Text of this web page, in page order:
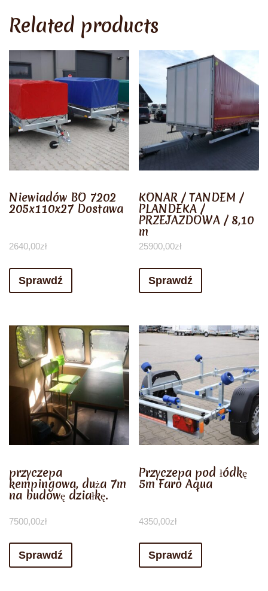
Related products
Niewiadów BO 7202
205x110x27 Dostawa
2640,00zł
Sprawdź
KONAR / TANDEM /
PLANDEKA /
PRZEJAZDOWA / 8,10
m
25900,00zł
Sprawdź
przyczepa
kempingowa, duża 7m
na budowę działkę.
7500,00zł
Sprawdź
Przyczepa pod łódkę
5m Faro Aqua
4350,00zł
Sprawdź